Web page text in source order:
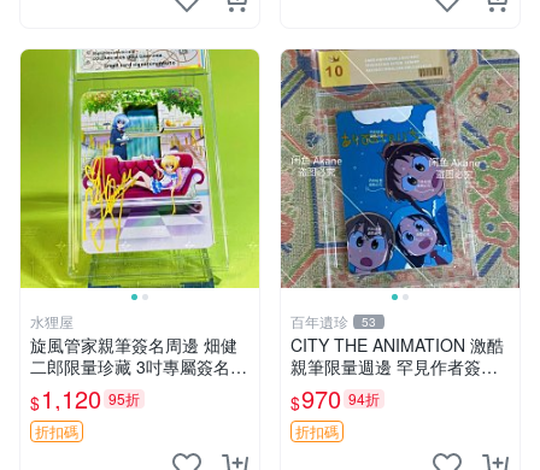
水狸屋
旋風管家親筆簽名周邊 畑健
二郎限量珍藏 3吋專屬簽名照
日本正版中古 正規卡磚附送
旋風管家 畑健二郎 簽名照
$1,120 95折
折扣碼
百年遺珍 53
CITY THE ANIMATION 激酷
親筆限量週邊 罕見作者簽名
收藏 現代潮流擺飾 9x9cm 專
家推薦 國際珍藏款 周邊 照片
周邊 尺寸 收藏品
$970 94折
折扣碼